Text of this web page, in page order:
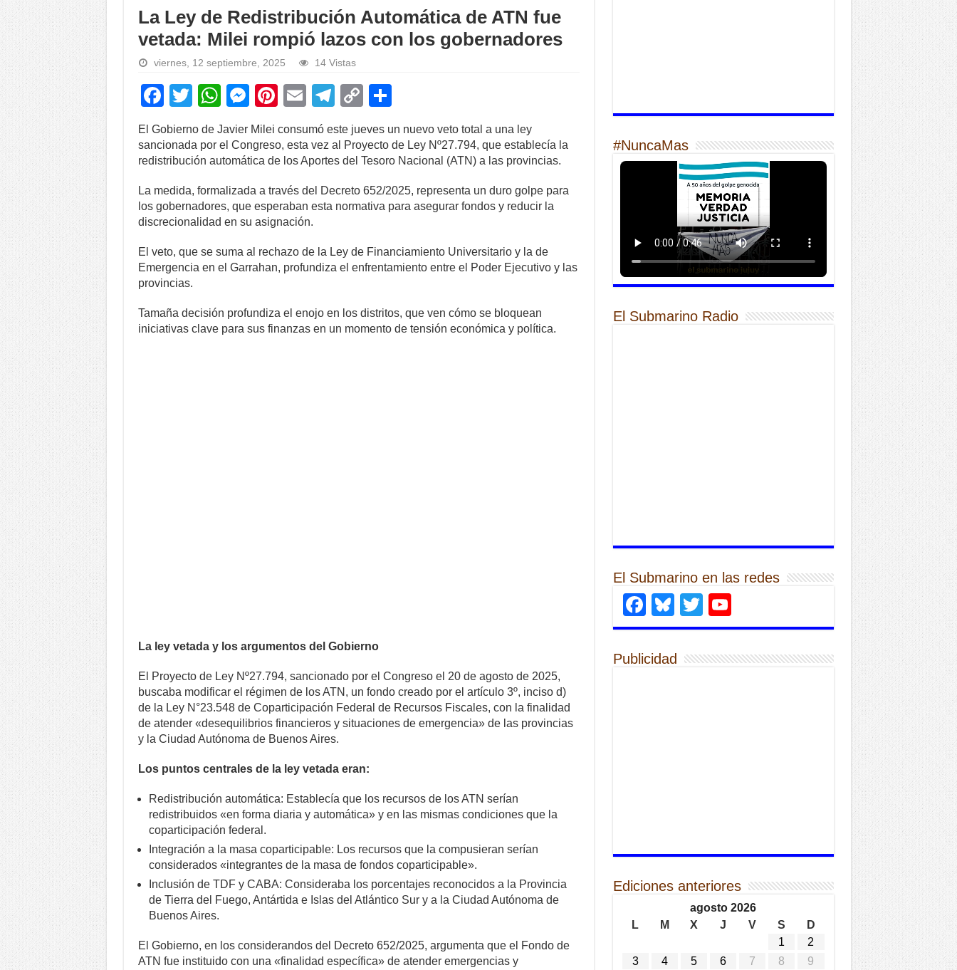
La Ley de Redistribución Automática de ATN fue
vetada: Milei rompió lazos con los gobernadores
viernes, 12 septiembre, 2025 14 Vistas
F
a
c
e
b
o
o
k
T
wi
tt
er
W
h
at
s
A
p
p
M
e
ss
e
n
g
er
Pi
er
e
st
E
m
ail
T
el
e
gr
a
m
C
p
y
Li
n
ar
e
El Gobierno de Javier Milei consumó este jueves un nuevo veto total a una ley
sancionada por el Congreso, esta vez al Proyecto de Ley Nº27.794, que establecía la
redistribución automática de los Aportes del Tesoro Nacional (ATN) a las provincias.
La medida, formalizada a través del Decreto 652/2025, representa un duro golpe para
los gobernadores, que esperaban esta normativa para asegurar fondos y reducir la
discrecionalidad en su asignación.
El veto, que se suma al rechazo de la Ley de Financiamiento Universitario y la de
Emergencia en el Garrahan, profundiza el enfrentamiento entre el Poder Ejecutivo y las
provincias.
Tamaña decisión profundiza el enojo en los distritos, que ven cómo se bloquean
iniciativas clave para sus finanzas en un momento de tensión económica y política.
La ley vetada y los argumentos del Gobierno
El Proyecto de Ley Nº27.794, sancionado por el Congreso el 20 de agosto de 2025,
buscaba modificar el régimen de los ATN, un fondo creado por el artículo 3º, inciso d)
de la Ley N°23.548 de Coparticipación Federal de Recursos Fiscales, con la finalidad
de atender «desequilibrios financieros y situaciones de emergencia» de las provincias
y la Ciudad Autónoma de Buenos Aires.
Los puntos centrales de la ley vetada eran:
Redistribución automática: Establecía que los recursos de los ATN serían
redistribuidos «en forma diaria y automática» y en las mismas condiciones que la
coparticipación federal.
Integración a la masa coparticipable: Los recursos que la compusieran serían
considerados «integrantes de la masa de fondos coparticipable».
Inclusión de TDF y CABA: Consideraba los porcentajes reconocidos a la Provincia
de Tierra del Fuego, Antártida e Islas del Atlántico Sur y a la Ciudad Autónoma de
Buenos Aires.
El Gobierno, en los considerandos del Decreto 652/2025, argumenta que el Fondo de
ATN fue instituido con una «finalidad específica» de atender emergencias y
#NuncaMas
El Submarino Radio
El Submarino en las redes
Facebook
Bluesky
Twitter
Publicidad
Ediciones anteriores
agosto 2026
L
M X J V S
D
1
2
3
4 5 6 7 8
9